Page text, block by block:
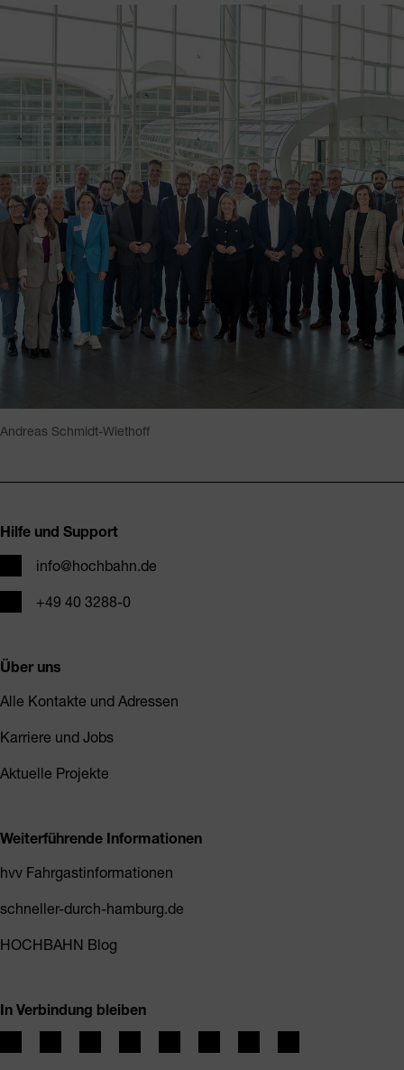
Andreas Schmidt-Wiethoff
Hilfe und Support
E-Mailinfo@hochbahn.de
Telefon+49 40 3288-0
Über uns
Alle Kontakte und Adressen
Karriere und Jobs
Aktuelle Projekte
Weiterführende Informationen
hvv Fahrgastinformationen
schneller-durch-hamburg.de
HOCHBAHN Blog
In Verbindung bleiben